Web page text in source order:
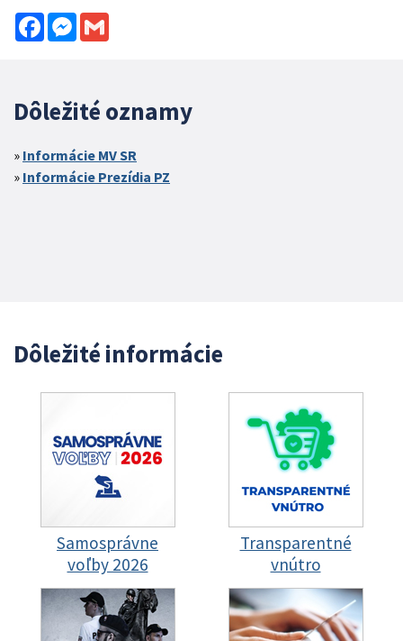
FacebookMessenger
Dôležité oznamy
Informácie MV SR
Informácie Prezídia PZ
Dôležité informácie
Samosprávne
voľby 2026
Transparentné
vnútro